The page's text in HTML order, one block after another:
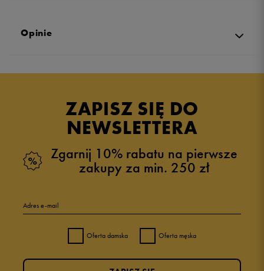
Opinie
ZAPISZ SIĘ DO
NEWSLETTERA
Zgarnij 10% rabatu na pierwsze
zakupy za min. 250 zł
Adres e-mail
Oferta damska Oferta męska